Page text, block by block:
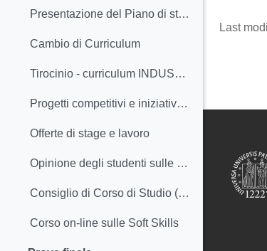
Presentazione del Piano di studio
Cambio di Curriculum
Tirocinio - curriculum INDUSTRIALE
Progetti competitivi e iniziative degli studenti
Offerte di stage e lavoro
Opinione degli studenti sulle attività didattiche
Consiglio di Corso di Studio (CCS), inclusi i Rappresentanti degli studenti
Corso on-line sulle Soft Skills
Last